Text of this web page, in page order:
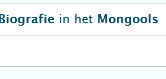
Biografie in het Mongools